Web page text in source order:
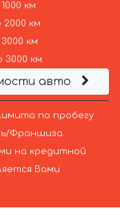
км
2000 км
км
3000 км
авто
по пробегу
Франшиза.
на кредитной
Вами